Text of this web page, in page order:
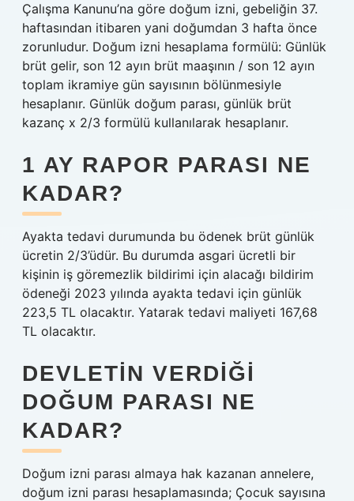
Çalışma Kanunu’na göre doğum izni, gebeliğin 37.
haftasından itibaren yani doğumdan 3 hafta önce
zorunludur. Doğum izni hesaplama formülü: Günlük
brüt gelir, son 12 ayın brüt maaşının / son 12 ayın
toplam ikramiye gün sayısının bölünmesiyle
hesaplanır. Günlük doğum parası, günlük brüt
kazanç x 2/3 formülü kullanılarak hesaplanır.
1 AY RAPOR PARASI NE
KADAR?
Ayakta tedavi durumunda bu ödenek brüt günlük
ücretin 2/3’üdür. Bu durumda asgari ücretli bir
kişinin iş göremezlik bildirimi için alacağı bildirim
ödeneği 2023 yılında ayakta tedavi için günlük
223,5 TL olacaktır. Yatarak tedavi maliyeti 167,68
TL olacaktır.
DEVLETIN VERDIĞI
DOĞUM PARASI NE
KADAR?
Doğum izni parası almaya hak kazanan annelere,
doğum izni parası hesaplamasında; Çocuk sayısına